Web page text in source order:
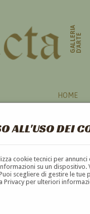
ALL'USO DEI
cookie tecnici per
su un
scegliere di gestire le
Privacy per ulteriori
GALLERIAD'ARTE
HOME